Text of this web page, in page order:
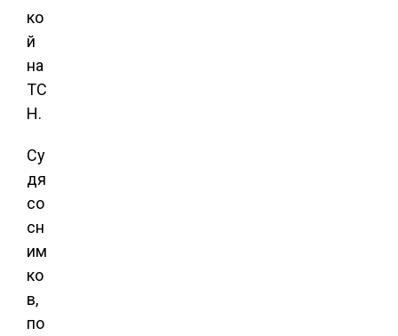
ко
й
на
ТС
Н.
Су
дя
со
сн
им
ко
в,
по